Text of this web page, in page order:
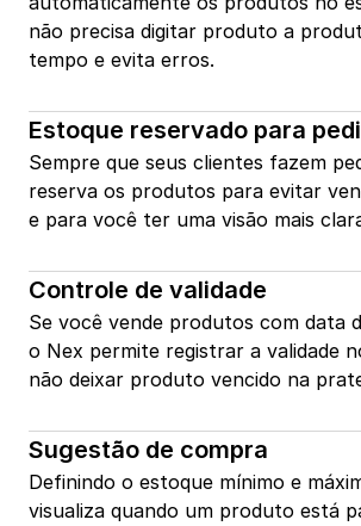
não precisa digitar produto a
tempo e evita erros.
Estoque reservado para
Sempre que seus clientes fazem
reserva os produtos para evitar
e para você ter uma visão mais
Controle de validade
Se você vende produtos com data
o Nex permite registrar a validade
não deixar produto vencido na
Sugestão de compra
Definindo o estoque mínimo e
visualiza quando um produto está